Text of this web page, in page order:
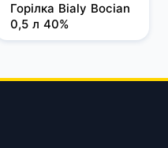
Горілка Bialy Bocian
0,5 л 40%